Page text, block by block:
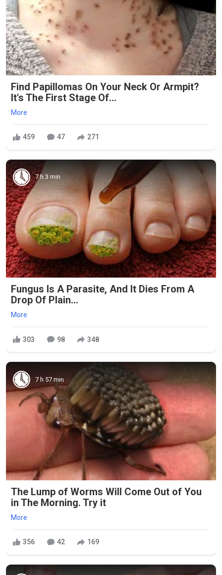
Find Papillomas On Your Neck Or Armpit?
It's The First Stage Of...
More
459 47 271
7 h 3 min
Fungus Is A Parasite, And It Dies From A
Drop Of Plain...
More
303 98 348
7 h 57 min
The Lump of Worms Will Come Out of You
in The Morning. Try it
More
356 42 169